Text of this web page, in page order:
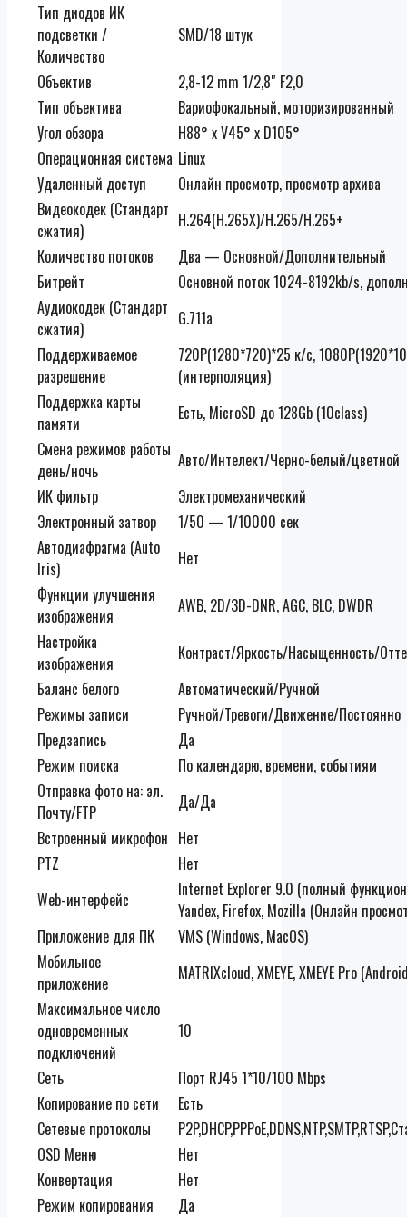
Тип диодов ИК
подсветки /
Количество
SMD/18 штук
Объектив
2,8-12 mm 1/2,8″ F2,0
Тип объектива
Вариофокальный, моторизированный
Угол обзора
H88° x V45° x D105°
Операционная система Linux
Удаленный доступ
Онлайн просмотр, просмотр архива
Видеокодек (Стандарт
сжатия)
H.264(H.265X)/H.265/H.265+
Количество потоков
Два — Основной/Дополнительный
Битрейт
Основной поток 1024-8192kb/s,
Аудиокодек (Стандарт
сжатия)
G.711a
Поддерживаемое
разрешение
720P(1280*720)*25 к/с,
(интерполяция)
Поддержка карты
памяти
Есть, MicroSD до 128Gb (10class)
Смена режимов работы
день/ночь
Авто/Интелект/Черно-белый/цветной
ИК фильтр
Электромеханический
Электронный затвор
1/50 — 1/10000 сек
Автодиафрагма (Auto
Iris)
Нет
Функции улучшения
изображения
AWB, 2D/3D-DNR, AGC, BLC, DWDR
Настройка
изображения
Контраст/Яркость/Насыщенность/
Баланс белого
Автоматический/Ручной
Режимы записи
Ручной/Тревоги/Движение/Постоянно
Предзапись
Да
Режим поиска
По календарю, времени, событиям
Отправка фото на: эл.
Почту/FTP
Да/Да
Встроенный микрофон Нет
PTZ
Нет
Web-интерфейс
Internet Explorer 9.0 (полный
Yandex, Firefox, Mozilla (Онлайн
Приложение для ПК
VMS (Windows, MacOS)
Мобильное
приложение
MATRIXcloud, XMEYE, XMEYE Pro
Максимальное число
одновременных
подключений
10
Сеть
Порт RJ45 1*10/100 Mbps
Копирование по сети
Есть
Сетевые протоколы
OSD Меню
Нет
Конвертация
Нет
Режим копирования
Да